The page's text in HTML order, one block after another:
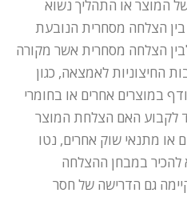
המוצר או התהליך נשוא
הצלחה מסחרית הנובעת
הצלחה מסחרית אשר מקורה
החיצוניות לאמצאה, כגון
במוצרים אחרים או בחומרי
לקבוע האם הצלחת המוצר
או מתנאי שוק אחרים, נטו
במבחן ההצלחה
גם הדרישה של חסר